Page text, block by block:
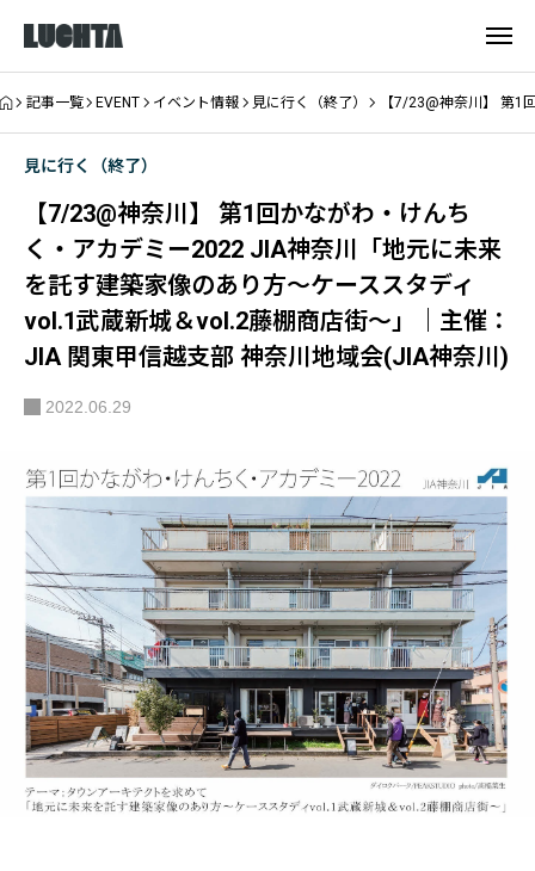
記事一覧 EVENT イベント情報 見に行く（終了） 【7/23@神奈川】 第1
見に行く（終了）
【7/23@神奈川】 第1回かながわ・けんち
く・アカデミー2022 JIA神奈川「地元に未来
を託す建築家像のあり方〜ケーススタディ
vol.1武蔵新城＆vol.2藤棚商店街〜」｜主催：
JIA 関東甲信越支部 神奈川地域会(JIA神奈川)
2022.06.29